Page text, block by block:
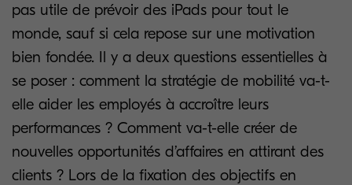
pas utile de prévoir des iPads pour tout le
monde, sauf si cela repose sur une motivation
bien fondée. Il y a deux questions essentielles à
se poser : comment la stratégie de mobilité va-t-
elle aider les employés à accroître leurs
performances ? Comment va-t-elle créer de
nouvelles opportunités d’affaires en attirant des
clients ? Lors de la fixation des objectifs en